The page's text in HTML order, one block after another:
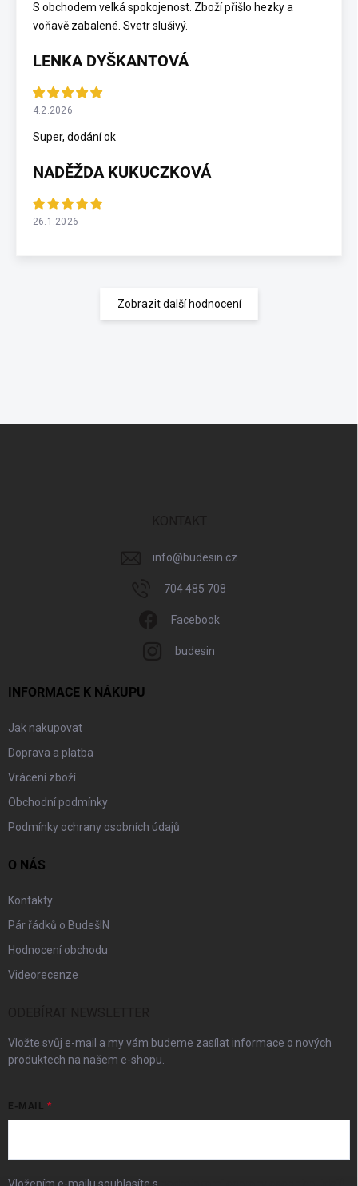
S obchodem velká spokojenost. Zboží přišlo hezky a
voňavě zabalené. Svetr slušivý.
LENKA DYŠKANTOVÁ
4.2.2026
Super, dodání ok
NADĚŽDA KUKUCZKOVÁ
26.1.2026
Zobrazit další hodnocení
info@budesin.cz
704 485 708
Facebook
budesin
INFORMACE K NÁKUPU
Jak nakupovat
Doprava a platba
Vrácení zboží
Obchodní podmínky
Podmínky ochrany osobních údajů
O NÁS
Kontakty
Pár řádků o BudešIN
Hodnocení obchodu
Videorecenze
Vložte svůj e-mail a my vám budeme zasílat informace o nových
produktech na našem e-shopu.
E-MAIL